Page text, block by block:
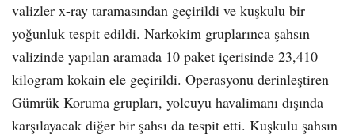
valizler x-ray taramasından geçirildi ve kuşkulu bir
yoğunluk tespit edildi. Narkokim gruplarınca şahsın
valizinde yapılan aramada 10 paket içerisinde 23,410
kilogram kokain ele geçirildi. Operasyonu derinleştiren
Gümrük Koruma grupları, yolcuyu havalimanı dışında
karşılayacak diğer bir şahsı da tespit etti. Kuşkulu şahsın